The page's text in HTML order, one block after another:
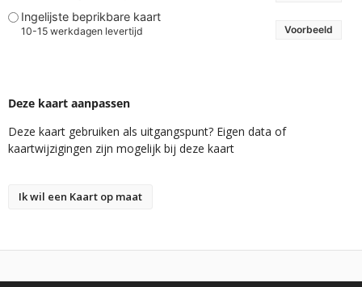
Ingelijste beprikbare kaart
10-15 werkdagen levertijd Voorbeeld
Deze kaart aanpassen
Deze kaart gebruiken als uitgangspunt? Eigen data of
kaartwijzigingen zijn mogelijk bij deze kaart
Ik wil een Kaart op maat